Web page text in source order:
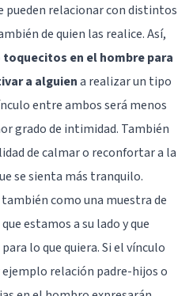
pueden relacionar con distintos
de quien las realice. Así,
en el hombre para
a alguiena realizar un tipo
entre ambos será menos
grado de intimidad. También
de calmar o reconfortar a la
se sienta más tranquilo.
como una muestra de
estamos a su lado y que
lo que quiera. Si el vínculo
relación padre-hijos o